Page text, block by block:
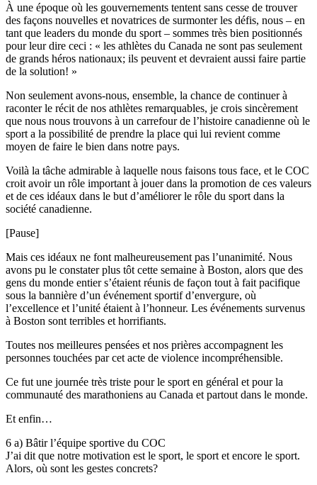
À une époque où les gouvernements tentent sans cesse de trouver
des façons nouvelles et novatrices de surmonter les défis, nous – en
tant que leaders du monde du sport – sommes très bien positionnés
pour leur dire ceci : « les athlètes du Canada ne sont pas seulement
de grands héros nationaux; ils peuvent et devraient aussi faire partie
de la solution! »
Non seulement avons-nous, ensemble, la chance de continuer à
raconter le récit de nos athlètes remarquables, je crois sincèrement
que nous nous trouvons à un carrefour de l’histoire canadienne où le
sport a la possibilité de prendre la place qui lui revient comme
moyen de faire le bien dans notre pays.
Voilà la tâche admirable à laquelle nous faisons tous face, et le COC
croit avoir un rôle important à jouer dans la promotion de ces valeurs
et de ces idéaux dans le but d’améliorer le rôle du sport dans la
société canadienne.
[Pause]
Mais ces idéaux ne font malheureusement pas l’unanimité. Nous
avons pu le constater plus tôt cette semaine à Boston, alors que des
gens du monde entier s’étaient réunis de façon tout à fait pacifique
sous la bannière d’un événement sportif d’envergure, où
l’excellence et l’unité étaient à l’honneur. Les événements survenus
à Boston sont terribles et horrifiants.
Toutes nos meilleures pensées et nos prières accompagnent les
personnes touchées par cet acte de violence incompréhensible.
Ce fut une journée très triste pour le sport en général et pour la
communauté des marathoniens au Canada et partout dans le monde.
Et enfin…
6 a) Bâtir l’équipe sportive du COC
J’ai dit que notre motivation est le sport, le sport et encore le sport.
Alors, où sont les gestes concrets?